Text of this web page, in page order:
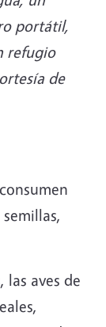
portátil,
refugio
de
las aves de